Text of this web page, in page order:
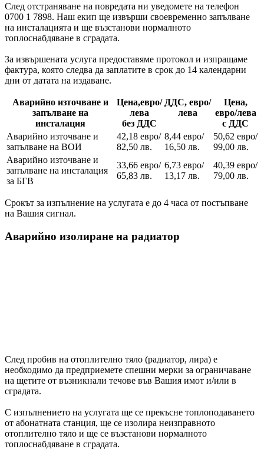
След отстраняване на повредата ни уведомете на телефон
0700 1 7898. Наш екип ще извърши своевременно запълване
на инсталацията и ще възстанови нормалното
топлоснабдяване в сградата.
За извършената услуга предоставяме протокол и изпращаме
фактура, която следва да заплатите в срок до 14 календарни
дни от датата на издаване.
Аварийно източване и
запълване на
инсталация
Цена,евро/
лева
без ДДС
ДДС, евро/
лева
Цена,
евро/лева
с ДДС
Аварийно източване и
запълване на ВОИ
42,18 евро/
82,50 лв.
8,44 евро/
16,50 лв.
50,62 евро/
99,00 лв.
Аварийно източване и
запълване на инсталация
за БГВ
33,66 евро/
65,83 лв.
6,73 евро/
13,17 лв.
40,39 евро/
79,00 лв.
Срокът за изпълнение на услугата е до 4 часа от постъпване
на Вашия сигнал.
Аварийно изолиране на радиатор
След пробив на отоплително тяло (радиатор, лира) е
необходимо да предприемете спешни мерки за ограничаване
на щетите от възникнали течове във Вашия имот и/или в
сградата.
С изпълнението на услугата ще се прекъсне топлоподаването
от абонатната станция, ще се изолира неизправното
отоплително тяло и ще се възстанови нормалното
топлоснабдяване в сградата.